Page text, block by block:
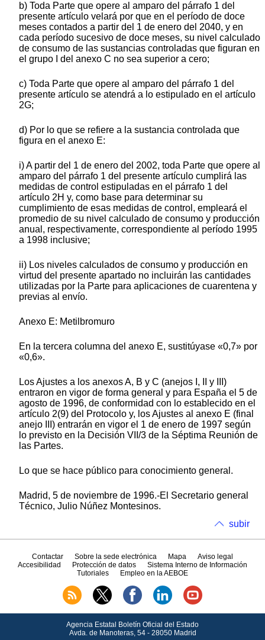
b) Toda Parte que opere al amparo del párrafo 1 del
presente artículo velará por que en el período de doce
meses contados a partir del 1 de enero del 2040, y en
cada período sucesivo de doce meses, su nivel calculado
de consumo de las sustancias controladas que figuran en
el grupo I del anexo C no sea superior a cero;
c) Toda Parte que opere al amparo del párrafo 1 del
presente artículo se atendrá a lo estipulado en el artículo
2G;
d) Por lo que se refiere a la sustancia controlada que
figura en el anexo E:
i) A partir del 1 de enero del 2002, toda Parte que opere al
amparo del párrafo 1 del presente artículo cumplirá las
medidas de control estipuladas en el párrafo 1 del
artículo 2H y, como base para determinar su
cumplimiento de esas medidas de control, empleará el
promedio de su nivel calculado de consumo y producción
anual, respectivamente, correspondiente al período 1995
a 1998 inclusive;
ii) Los niveles calculados de consumo y producción en
virtud del presente apartado no incluirán las cantidades
utilizadas por la Parte para aplicaciones de cuarentena y
previas al envío.
Anexo E: Metilbromuro
En la tercera columna del anexo E, sustitúyase «0,7» por
«0,6».
Los Ajustes a los anexos A, B y C (anejos I, II y III)
entraron en vigor de forma general y para España el 5 de
agosto de 1996, de conformidad con lo establecido en el
artículo 2(9) del Protocolo y, los Ajustes al anexo E (final
anejo III) entrarán en vigor el 1 de enero de 1997 según
lo previsto en la Decisión VII/3 de la Séptima Reunión de
las Partes.
Lo que se hace público para conocimiento general.
Madrid, 5 de noviembre de 1996.-El Secretario general
Técnico, Julio Núñez Montesinos.
subir
Contactar Sobre la sede electrónica Mapa
Aviso legal
Accesibilidad
Protección de datos
Sistema Interno de Información
Tutoriales
Empleo en la AEBOE
Agencia Estatal Boletín Oficial del Estado
Avda.de Manoteras, 54 - 28050 Madrid